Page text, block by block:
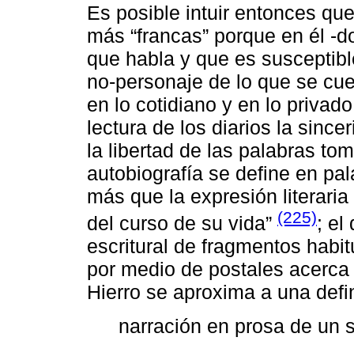
Es posible intuir entonces
más “francas” porque en él
que habla y que es
no-personaje de lo que se
en lo cotidiano y en lo
lectura de los diarios la
la libertad de las palabras
autobiografía se define en
más que la expresión
del curso de su vida” (225); el
escritural de fragmentos
por medio de postales
Hierro se aproxima a una
narración en prosa de un